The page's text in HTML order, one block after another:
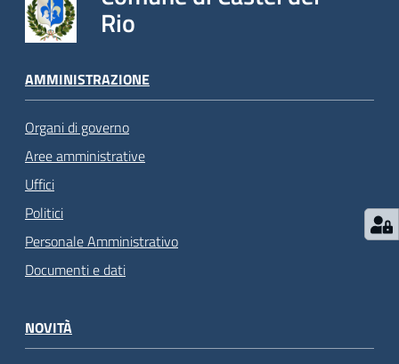
Rio
AMMINISTRAZIONE
Organi di governo
Aree amministrative
Uffici
Politici
Personale Amministrativo
Documenti e dati
NOVITÀ